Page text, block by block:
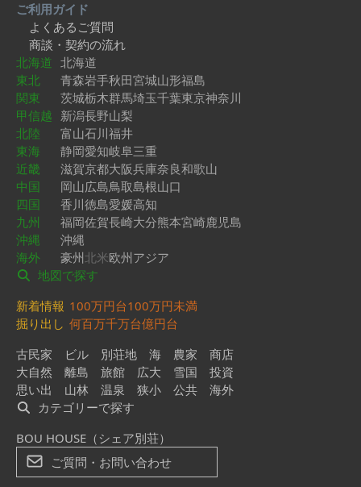
ご利用ガイド
よくあるご質問
商談・契約の流れ
北海道 北海道
東北
青森岩手秋田宮城山形福島
関東
茨城栃木群馬埼玉千葉東京神奈川
甲信越 新潟長野山梨
北陸
富山石川福井
東海
静岡愛知岐阜三重
近畿
滋賀京都大阪兵庫奈良和歌山
中国
岡山広島鳥取島根山口
四国
香川徳島愛媛高知
九州
福岡佐賀長崎大分熊本宮崎鹿児島
沖縄
沖縄
海外
豪州北米欧州アジア
地図で探す
新着情報 100万円台100万円未満
掘り出し 何百万千万台億円台
古民家
ビル 別荘地 海 農家
商店
大自然
離島 旅館 広大 雪国
投資
思い出
山林 温泉 狭小 公共
海外
カテゴリーで探す
BOU HOUSE（シェア別荘）
ご質問・お問い合わせ